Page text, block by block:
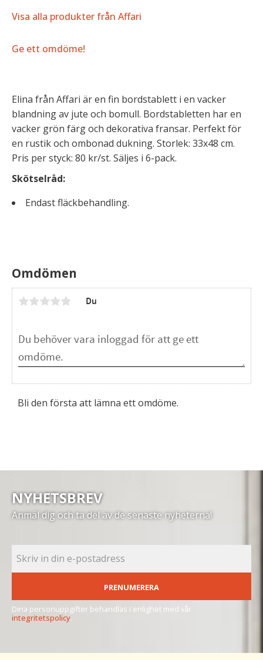
Visa alla produkter från Affari
Ge ett omdöme!
Elina från Affari är en fin bordstablett i en vacker
blandning av jute och bomull. Bordstabletten har en
vacker grön färg och dekorativa fransar. Perfekt för
en rustik och ombonad dukning. Storlek: 33x48 cm.
Pris per styck: 80 kr/st. Säljes i 6-pack.
Skötselråd:
Endast fläckbehandling.
Omdömen
Du
Bli den första att lämna ett omdöme.
NYHETSBREV
Anmäl dig och ta del av de senaste nyheterna!
PRENUMERERA
Dina personuppgifter behandlas i enlighet med vår
integritetspolicy.